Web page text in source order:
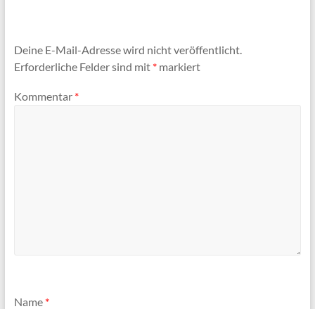
Deine E-Mail-Adresse wird nicht veröffentlicht.
Erforderliche Felder sind mit *markiert
Kommentar *
Name *